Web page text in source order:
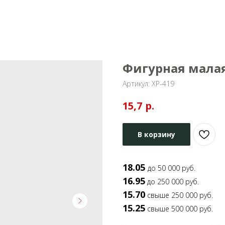
Фигурная
Артикул: ХР-419
15,7 р.
В корзину
18.05 до 50 000 руб.
16.95 до 250 000 руб.
15.70 свыше 250 000 руб.
15.25 свыше 500 000 руб.